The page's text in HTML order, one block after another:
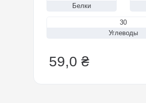
Белки
30
Углеводы
59,0 ₴